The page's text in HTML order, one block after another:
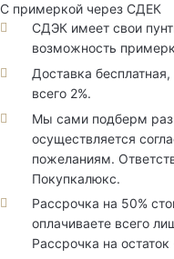
С примеркой через СДЕК
СДЭК имеет свои
возможность
Доставка
всего 2%.
Мы сами подберм
осуществляется
пожеланиям.
Покупкалюкс.
Рассрочка на 50%
оплачиваете всего
Рассрочка на